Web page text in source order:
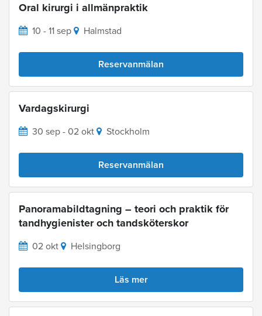
Oral kirurgi i allmänpraktik
10 - 11 sep Halmstad
Reservanmälan
Vardagskirurgi
30 sep - 02 okt Stockholm
Reservanmälan
Panoramabildtagning – teori och praktik för
tandhygienister och tandsköterskor
02 okt Helsingborg
Läs mer